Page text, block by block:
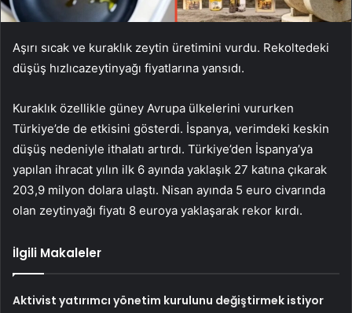
Aşırı sıcak ve kuraklık zeytin üretimini vurdu. Rekoltedeki
düşüş hızlıcazeytinyağı fiyatlarına yansıdı.
Kuraklık özellikle güney Avrupa ülkelerini vururken
Türkiye’de de etkisini gösterdi. İspanya, verimdeki keskin
düşüş nedeniyle ithalatı artırdı. Türkiye’den İspanya’ya
yapılan ihracat yılın ilk 6 ayında yaklaşık 27 katına çıkarak
203,9 milyon dolara ulaştı. Nisan ayında 5 euro civarında
olan zeytinyağı fiyatı 8 euroya yaklaşarak rekor kırdı.
İlgili Makaleler
Aktivist yatırımcı yönetim kurulunu değiştirmek istiyor